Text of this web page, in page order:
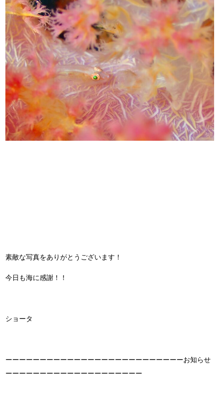
素敵な写真をありがとうございます！
今日も海に感謝！！
ショータ
ーーーーーーーーーーーーーーーーーーーーーーーーーーお知らせ
ーーーーーーーーーーーーーーーーーーーー